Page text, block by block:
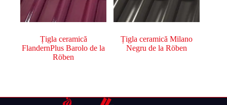
Țigla ceramică
FlandernPlus Barolo de la
Röben
Țigla ceramică Milano
Negru de la Röben